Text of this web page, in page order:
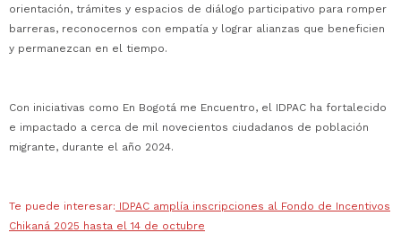
orientación, trámites y espacios de diálogo participativo para romper
barreras, reconocernos con empatía y lograr alianzas que beneficien
y permanezcan en el tiempo.
Con iniciativas como En Bogotá me Encuentro, el IDPAC ha fortalecido
e impactado a cerca de mil novecientos ciudadanos de población
migrante, durante el año 2024.
Te puede interesar: IDPAC amplía inscripciones al Fondo de Incentivos
Chikaná 2025 hasta el 14 de octubre